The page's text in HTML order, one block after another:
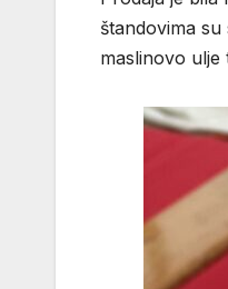
štandovima
maslinovo ulje